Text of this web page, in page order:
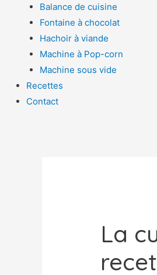
Balance de cuisine
Fontaine à chocolat
Hachoir à viande
Machine à Pop-corn
Machine sous vide
Recettes
Contact
La